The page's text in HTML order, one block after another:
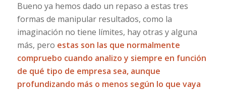
Bueno ya hemos dado un repaso a estas tres
formas de manipular resultados, como la
imaginación no tiene límites, hay otras y alguna
más, pero estas son las que normalmente
compruebo cuando analizo y siempre en función
de qué tipo de empresa sea, aunque
profundizando más o menos según lo que vaya